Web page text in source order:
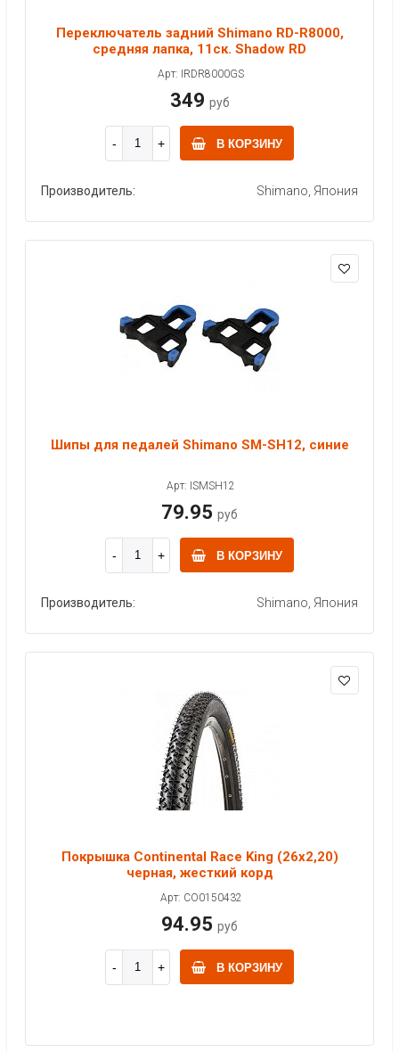
Переключатель задний Shimano RD-R8000,
средняя лапка, 11ск. Shadow RD
Арт: IRDR8000GS
349 руб
В КОРЗИНУ
Производитель: Shimano, Япония
Шипы для педалей Shimano SM-SH12, синие
Арт: ISMSH12
79.95 руб
В КОРЗИНУ
Производитель: Shimano, Япония
Покрышка Continental Race King (26x2,20)
черная, жесткий корд
Арт: CO0150432
94.95 руб
В КОРЗИНУ